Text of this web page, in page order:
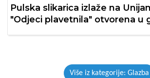
Pulska slikarica izlaže na
"Odjeci plavetnila" otvorena u
Više iz kategorije: Glazba